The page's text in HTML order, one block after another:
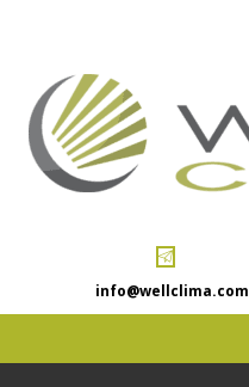
info@wellclima.com